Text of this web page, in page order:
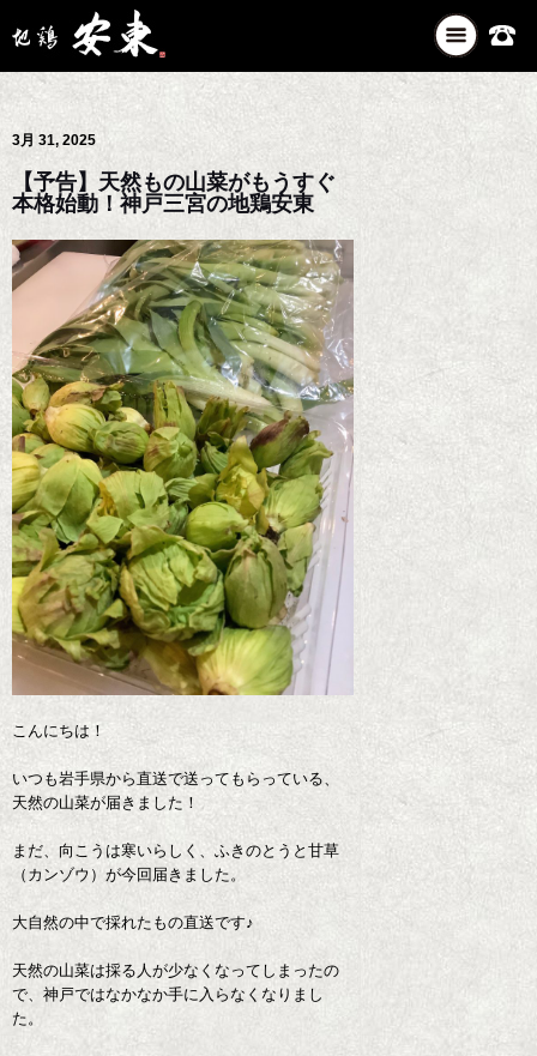
ナ
ビ
ゲ
シ
3月 31, 2025
【予告】天然もの山菜がもうすぐ
本格始動！神戸三宮の地鶏安東
こんにちは！
いつも岩手県から直送で送ってもらっている、
天然の山菜が届きました！
まだ、向こうは寒いらしく、ふきのとうと甘草
（カンゾウ）が今回届きました。
大自然の中で採れたもの直送です♪
天然の山菜は採る人が少なくなってしまったの
で、神戸ではなかなか手に入らなくなりまし
た。